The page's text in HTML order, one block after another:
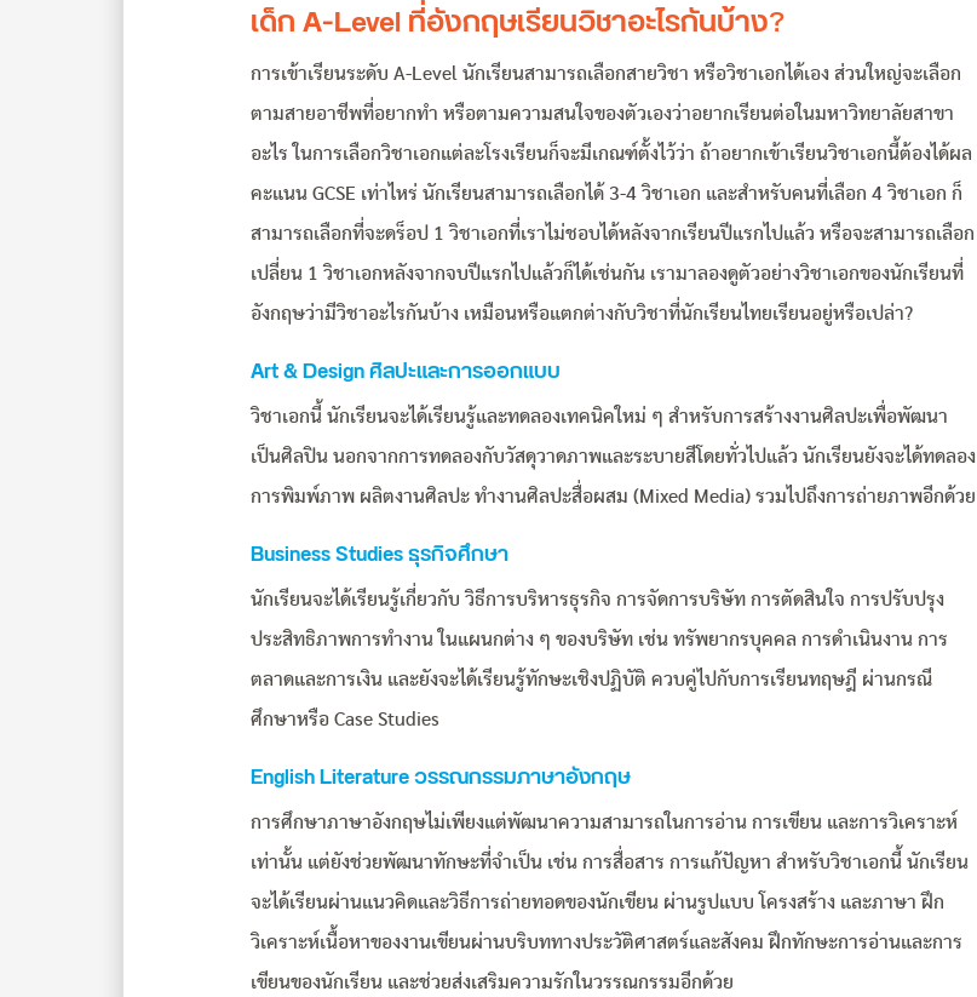
เด็ก A-Level ที่อังกฤษเรียนวิชาอะไรกันบ้าง?
การเข้าเรียนระดับ A-Level นักเรียนสามารถเลือกสายวิชา หรือวิชาเอกได้เอง ส่วนใหญ่จะเลือก
ตามสายอาชีพที่อยากทำ หรือตามความสนใจของตัวเองว่าอยากเรียนต่อในมหาวิทยาลัยสาขา
อะไร ในการเลือกวิชาเอกแต่ละโรงเรียนก็จะมีเกณฑ์ตั้งไว้ว่า ถ้าอยากเข้าเรียนวิชาเอกนี้ต้องได้ผล
คะแนน GCSE เท่าไหร่ นักเรียนสามารถเลือกได้ 3-4 วิชาเอก และสำหรับคนที่เลือก 4 วิชาเอก ก็
สามารถเลือกที่จะดร็อป 1 วิชาเอกที่เราไม่ชอบได้หลังจากเรียนปีแรกไปแล้ว หรือจะสามารถเลือก
เปลี่ยน 1 วิชาเอกหลังจากจบปีแรกไปแล้วก็ได้เช่นกัน เรามาลองดูตัวอย่างวิชาเอกของนักเรียนที่
อังกฤษว่ามีวิชาอะไรกันบ้าง เหมือนหรือแตกต่างกับวิชาที่นักเรียนไทยเรียนอยู่หรือเปล่า?
Art & Design ศิลปะและการออกแบบ
วิชาเอกนี้ นักเรียนจะได้เรียนรู้และทดลองเทคนิคใหม่ ๆ สำหรับการสร้างงานศิลปะเพื่อพัฒนา
เป็นศิลปิน นอกจากการทดลองกับวัสดุวาดภาพและระบายสีโดยทั่วไปแล้ว นักเรียนยังจะได้ทดลอง
การพิมพ์ภาพ ผลิตงานศิลปะ ทำงานศิลปะสื่อผสม (Mixed Media) รวมไปถึงการถ่ายภาพอีกด้วย
Business Studies ธุรกิจศึกษา
นักเรียนจะได้เรียนรู้เกี่ยวกับ วิธีการบริหารธุรกิจ การจัดการบริษัท การตัดสินใจ การปรับปรุง
ประสิทธิภาพการทำงาน ในแผนกต่าง ๆ ของบริษัท เช่น ทรัพยากรบุคคล การดำเนินงาน การ
ตลาดและการเงิน และยังจะได้เรียนรู้ทักษะเชิงปฏิบัติ ควบคู่ไปกับการเรียนทฤษฎี ผ่านกรณี
ศึกษาหรือ Case Studies
English Literature วรรณกรรมภาษาอังกฤษ
การศึกษาภาษาอังกฤษไม่เพียงแต่พัฒนาความสามารถในการอ่าน การเขียน และการวิเคราะห์
เท่านั้น แต่ยังช่วยพัฒนาทักษะที่จำเป็น เช่น การสื่อสาร การแก้ปัญหา สำหรับวิชาเอกนี้ นักเรียน
จะได้เรียนผ่านแนวคิดและวิธีการถ่ายทอดของนักเขียน ผ่านรูปแบบ โครงสร้าง และภาษา ฝึก
วิเคราะห์เนื้อหาของงานเขียนผ่านบริบททางประวัติศาสตร์และสังคม ฝึกทักษะการอ่านและการ
เขียนของนักเรียน และช่วยส่งเสริมความรักในวรรณกรรมอีกด้วย